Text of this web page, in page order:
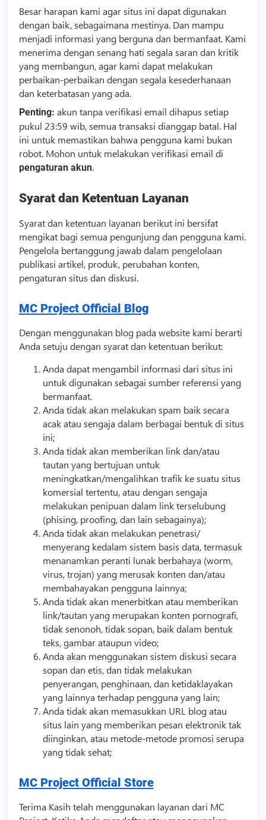
Besar harapan kami agar situs ini dapat digunakan
dengan baik, sebagaimana mestinya. Dan mampu
menjadi informasi yang berguna dan bermanfaat. Kami
menerima dengan senang hati segala saran dan kritik
yang membangun, agar kami dapat melakukan
perbaikan-perbaikan dengan segala kesederhanaan
dan keterbatasan yang ada.
Penting: akun tanpa verifikasi email dihapus setiap
pukul 23:59 wib, semua transaksi dianggap batal. Hal
ini untuk memastikan bahwa pengguna kami bukan
robot. Mohon untuk melakukan verifikasi email di
pengaturan akun.
Syarat dan Ketentuan Layanan
Syarat dan ketentuan layanan berikut ini bersifat
mengikat bagi semua pengunjung dan pengguna kami.
Pengelola bertanggung jawab dalam pengelolaan
publikasi artikel, produk, perubahan konten,
pengaturan situs dan diskusi.
MC Project Official Blog
Dengan menggunakan blog pada website kami berarti
Anda setuju dengan syarat dan ketentuan berikut:
Anda dapat mengambil informasi dari situs ini
untuk digunakan sebagai sumber referensi yang
bermanfaat.
Anda tidak akan melakukan spam baik secara
acak atau sengaja dalam berbagai bentuk di situs
ini;
Anda tidak akan memberikan link dan/atau
tautan yang bertujuan untuk
meningkatkan/mengalihkan trafik ke suatu situs
komersial tertentu, atau dengan sengaja
melakukan penipuan dalam link terselubung
(phising, proofing, dan lain sebagainya);
Anda tidak akan melakukan penetrasi/
menyerang kedalam sistem basis data, termasuk
menanamkan peranti lunak berbahaya (worm,
virus, trojan) yang merusak konten dan/atau
membahayakan pengguna lainnya;
Anda tidak akan menerbitkan atau memberikan
link/tautan yang merupakan konten pornografi,
tidak senonoh, tidak sopan, baik dalam bentuk
teks, gambar ataupun video;
Anda akan menggunakan sistem diskusi secara
sopan dan etis, dan tidak melakukan
penyerangan, penghinaan, dan ketidaklayakan
yang lainnya terhadap pengguna yang lain;
Anda tidak akan memasukkan URL blog atau
situs lain yang memberikan pesan elektronik tak
diinginkan, atau metode-metode promosi serupa
yang tidak sehat;
MC Project Official Store
Terima Kasih telah menggunakan layanan dari MC